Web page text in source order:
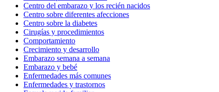
Centro del embarazo y los recién nacidos
Centro sobre diferentes afecciones
Centro sobre la diabetes
Cirugías y procedimientos
Comportamiento
Crecimiento y desarrollo
Embarazo semana a semana
Embarazo y bebé
Enfermedades más comunes
Enfermedades y trastornos